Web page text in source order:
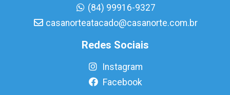
(84) 99916-9327
casanorteatacado@casanorte.com.br
Redes Sociais
Instagram
Facebook